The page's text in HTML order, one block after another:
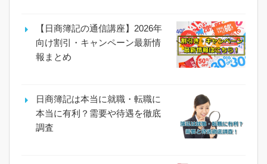
【日商簿記の通信講座】2026年
向け割引・キャンペーン最新情
報まとめ
日商簿記は本当に就職・転職に
本当に有利？需要や待遇を徹底
調査